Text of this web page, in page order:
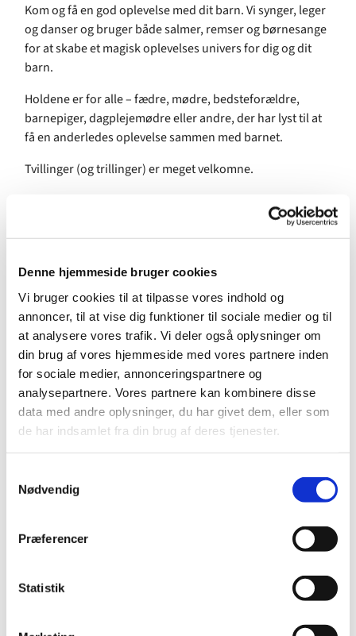
Denne hjemmeside bruger cookies
Vi bruger cookies til at tilpasse vores indhold og
annoncer, til at vise dig funktioner til sociale medier og til
at analysere vores trafik. Vi deler også oplysninger om
din brug af vores hjemmeside med vores partnere inden
for sociale medier, annonceringspartnere og
analysepartnere. Vores partnere kan kombinere disse
data med andre oplysninger, du har givet dem, eller som
de har indsamlet fra din brug af deres tjenester.
Nødvendig
Præferencer
Statistik
Kom og få en god oplevelse med dit barn. Vi synger, leger
og danser og bruger både salmer, remser og børnesange
for at skabe et magisk oplevelses univers for dig og dit
barn.
Holdene er for alle – fædre, mødre, bedsteforældre,
barnepiger, dagplejemødre eller andre, der har lyst til at
få en anderledes oplevelse sammen med barnet.
Tvillinger (og trillinger) er meget velkomne.
Dette hold er for børn mellem 6 og 12 måneder